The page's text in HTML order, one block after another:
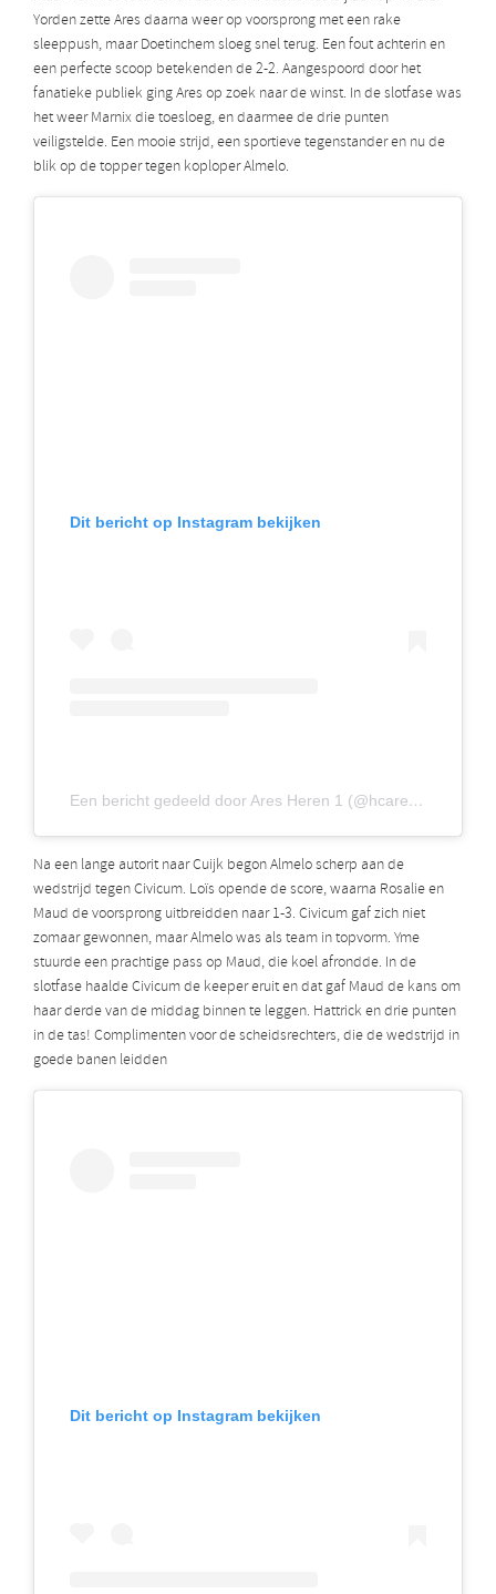
Yorden zette Ares daarna weer op voorsprong met een rake
sleeppush, maar Doetinchem sloeg snel terug. Een fout achterin en
een perfecte scoop betekenden de 2-2. Aangespoord door het
fanatieke publiek ging Ares op zoek naar de winst. In de slotfase was
het weer Marnix die toesloeg, en daarmee de drie punten
veiligstelde. Een mooie strijd, een sportieve tegenstander en nu de
blik op de topper tegen koploper Almelo.
Dit bericht op Instagram bekijken
Een bericht gedeeld door Ares Heren 1 (@hcaresheren1)
Na een lange autorit naar Cuijk begon Almelo scherp aan de
wedstrijd tegen Civicum. Loïs opende de score, waarna Rosalie en
Maud de voorsprong uitbreidden naar 1-3. Civicum gaf zich niet
zomaar gewonnen, maar Almelo was als team in topvorm. Yme
stuurde een prachtige pass op Maud, die koel afrondde. In de
slotfase haalde Civicum de keeper eruit en dat gaf Maud de kans om
haar derde van de middag binnen te leggen. Hattrick en drie punten
in de tas! Complimenten voor de scheidsrechters, die de wedstrijd in
goede banen leidden
Dit bericht op Instagram bekijken